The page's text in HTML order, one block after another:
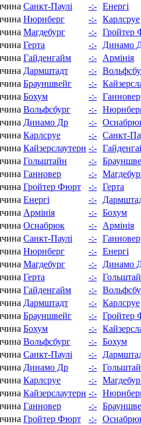
Санкт-Паулі
-:- Енергі
Нюрнберг
-:- Карлсруе
Магдебург
-:- Гройтер
Герта
-:-
Динамо
Гайденгайм
-:-
Армінія
Дармштадт
-:-
Брауншвейг
-:-
Бохум
-:- Ганновер
Вольфсбург
-:-
Динамо Др
-:-
Карлсруе
-:- Санкт-
Кайзерслаутерн -:-
Гольштайн
-:-
Ганновер
-:-
Гройтер Фюрт
-:- Герта
Енергі
-:-
Армінія
-:- Бохум
Оснабрюк
-:-
Армінія
Санкт-Паулі
-:- Ганновер
Нюрнберг
-:- Енергі
Магдебург
-:-
Динамо
Герта
-:-
Гайденгайм
-:-
Дармштадт
-:- Карлсруе
Брауншвейг
-:- Гройтер
Бохум
-:-
Вольфсбург
-:- Бохум
Санкт-Паулі
-:-
Динамо Др
-:-
Карлсруе
-:-
Кайзерслаутерн -:-
Ганновер
-:-
Гройтер Фюрт
-:-